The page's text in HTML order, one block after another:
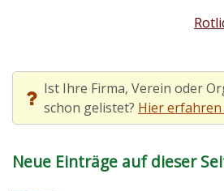
Ist Ihre Firma, Verein oder
schon gelistet? Hier erfahren
Neue Einträge auf dieser